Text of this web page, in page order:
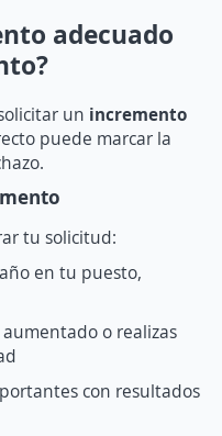
adecuado
un incremento
puede marcar la
tu solicitud:
en tu puesto,
o realizas
con resultados